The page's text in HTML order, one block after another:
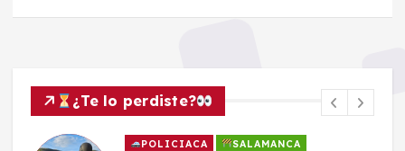
¿Te lo perdiste?
POLICIACA SALAMANCA